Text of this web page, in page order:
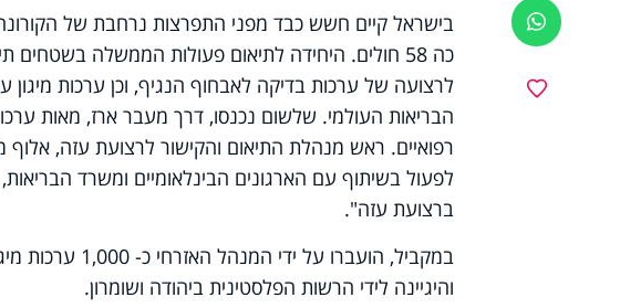
ווטסאפ
בישראל קיים חשש כבד מפני התפרצות נרחבת של
כה 58 חולים. היחידה לתיאום פעולות הממשלה
לרצועה של ערכות בדיקה לאבחוף הנגיף, וכן ערכות מיגון
הבריאות העולמי. שלשום נכנסו, דרך מעבר ארז, מאות
רפואיים. ראש מנהלת התיאום והקישור לרצועת עזה,
לפעול בשיתוף עם הארגונים הבינלאומיים ומשרד
ברצועת עזה".
והיגיינה לידי הרשות הפלסטינית ביהודה ושומרון.